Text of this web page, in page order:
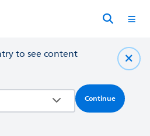
to see content
Continue